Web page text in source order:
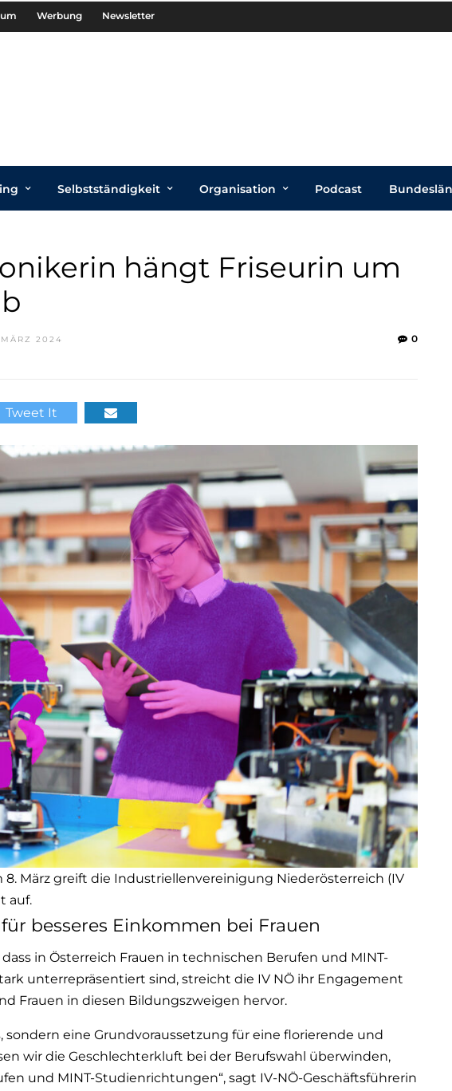
Werbung Newsletter
Selbstständigkeit Organisation Podcast
hängt Friseurin um
2024 0
Tweet It
8. März greift die Industriellenvereinigung Niederösterreich (IV
auf.
besseres Einkommen bei Frauen
in Österreich Frauen in technischen Berufen und MINT-
unterrepräsentiert sind, streicht die IV NÖ ihr Engagement
Frauen in diesen Bildungszweigen hervor.
sondern eine Grundvoraussetzung für eine florierende und
wir die Geschlechterkluft bei der Berufswahl überwinden,
und MINT-Studienrichtungen“, sagt IV-NÖ-Geschäftsführerin